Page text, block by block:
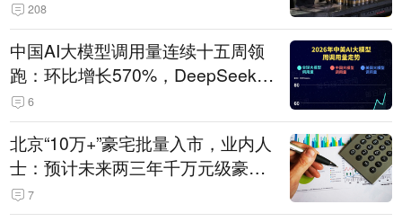
208
中国AI大模型调用量连续十五周领
跑：环比增长570%，DeepSeek-V
4-Flash正式版登顶！MiniMax M
3、阶跃星辰Step 3.7 Flash跌出榜
单
6
北京“10万+”豪宅批量入市，业内人
士：预计未来两三年千万元级豪宅
潜在供应达万套！谁在买单？
7